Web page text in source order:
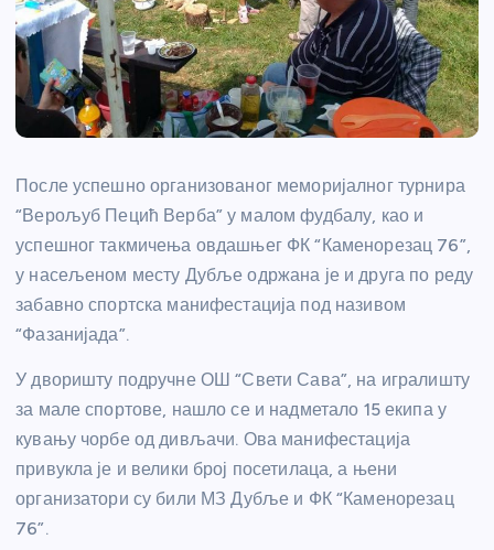
После успешно организованог меморијалног турнира
“Верољуб Пецић Верба” у малом фудбалу, као и
успешног такмичења овдашњег ФК “Каменорезац 76”,
у насељеном месту Дубље одржана је и друга по реду
забавно спортска манифестација под називом
“Фазанијада”.
У дворишту подручне ОШ “Свети Сава”, на игралишту
за мале спортове, нашло се и надметало 15 екипа у
кувању чорбе од дивљачи. Ова манифестација
привукла је и велики број посетилаца, а њени
организатори су били МЗ Дубље и ФК “Каменорезац
76”.